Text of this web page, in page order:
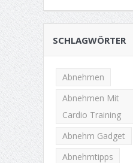
SCHLAGWÖRTER
Abnehmen
Abnehmen Mit
Cardio Training
Abnehm Gadget
Abnehmtipps